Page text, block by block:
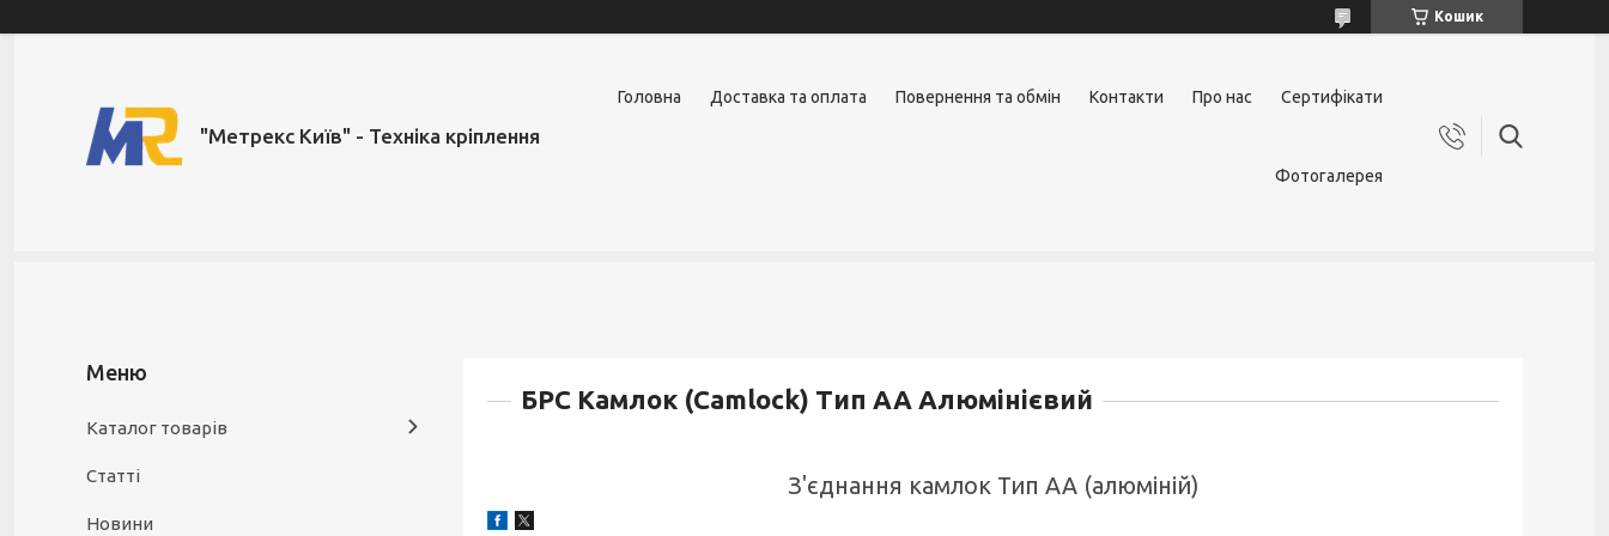
Кошик
"Метрекс Київ" - Техніка кріплення
Головна Доставка та оплата Повернення та обмін Контакти Про нас Сертифікати
Фотогалерея
БРС Камлок (Camlock) Тип АА Алюмінієвий
З'єднання камлок Тип АА (алюміній)
Каталог товарів
Статті
Новини